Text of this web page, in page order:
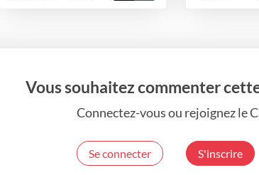
Vous souhaitez commenter
Connectez-vous ou rejoignez le
Se connecter S'inscrire